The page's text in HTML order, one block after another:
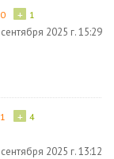
+ 1
0
2025 г. 15:29
+ 4
1
2025 г. 13:12